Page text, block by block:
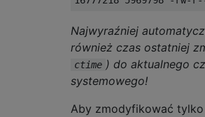
Najwyraźniej
również czas ostatniej
ctime ) do aktualnego
systemowego!
Aby zmodyfikować